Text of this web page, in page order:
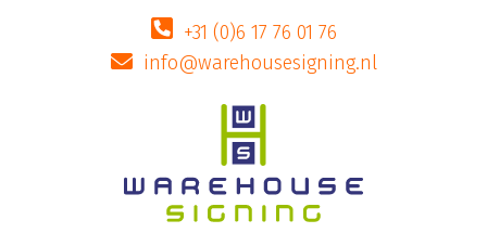
+31 (0)6 17 76 01 76
info@warehousesigning.nl